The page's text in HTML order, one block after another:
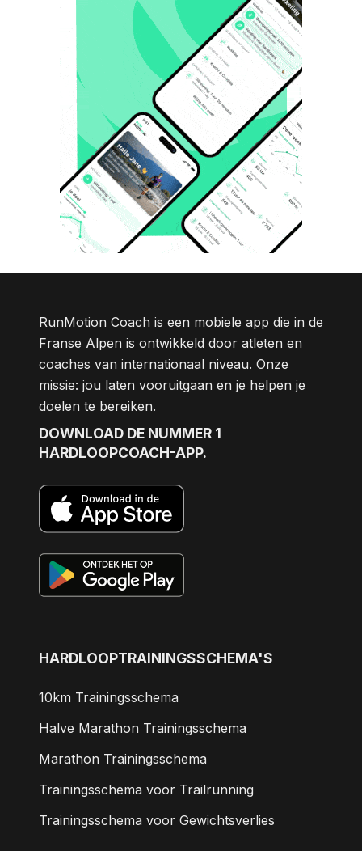
RunMotion Coach is een mobiele app die in de
Franse Alpen is ontwikkeld door atleten en
coaches van internationaal niveau. Onze
missie: jou laten vooruitgaan en je helpen je
doelen te bereiken.
DOWNLOAD DE NUMMER 1
HARDLOOPCOACH-APP.
HARDLOOPTRAININGSSCHEMA'S
10km Trainingsschema
Halve Marathon Trainingsschema
Marathon Trainingsschema
Trainingsschema voor Trailrunning
Trainingsschema voor Gewichtsverlies